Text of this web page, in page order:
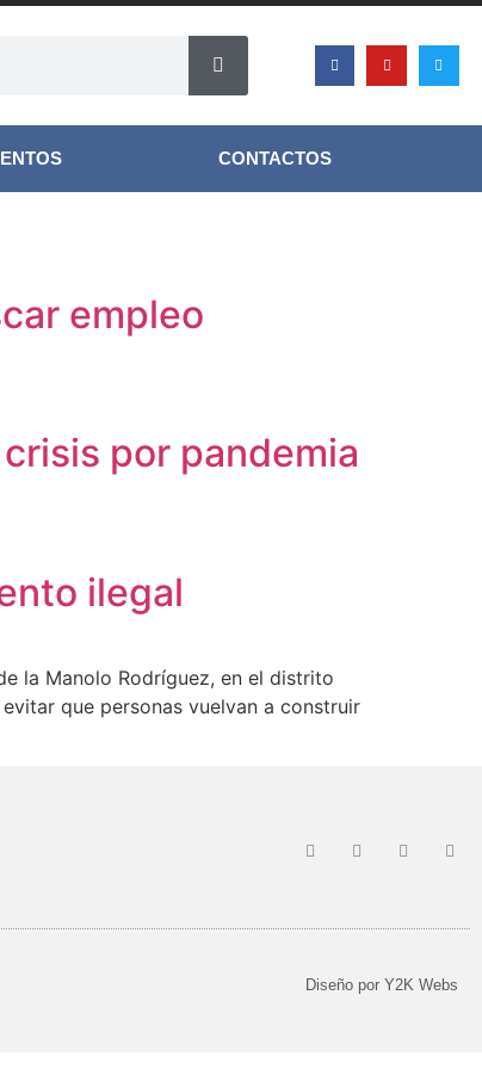
CONTACTOS
empleo
por pandemia
ilegal
la Manolo Rodríguez, en el distrito
que personas vuelvan a construir
Diseño por Y2K Webs